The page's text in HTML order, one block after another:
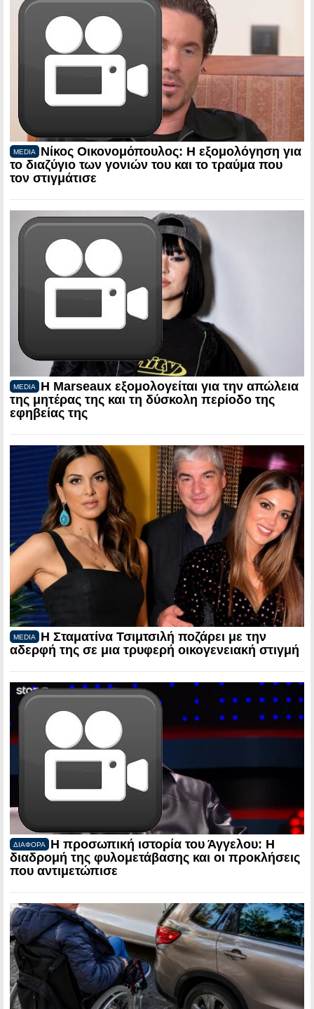
MEDIA
Νίκος Οικονομόπουλος: Η εξομολόγηση για
το διαζύγιο των γονιών του και το τραύμα που
τον στιγμάτισε
MEDIA
Η Marseaux εξομολογείται για την απώλεια
της μητέρας της και τη δύσκολη περίοδο της
εφηβείας της
MEDIA
Η Σταματίνα Τσιμτσιλή ποζάρει με την
αδερφή της σε μια τρυφερή οικογενειακή στιγμή
ΔΙΑΦΟΡΑ
Η προσωπική ιστορία του Άγγελου: Η
διαδρομή της φυλομετάβασης και οι προκλήσεις
που αντιμετώπισε